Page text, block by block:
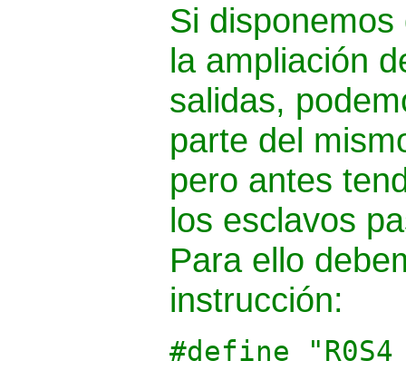
Si
la ampliación
salidas,
parte del
pero antes
los esclavos
Para ello
instrucción:
#define